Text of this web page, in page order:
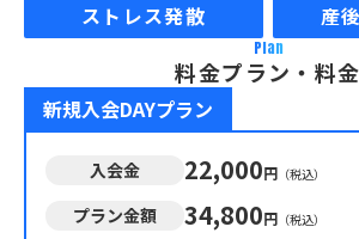
ストレス発散
産
Plan
料金プラン・料金
新規入会DAYプラン
入会金 22,000円 （税込）
プラン金額 34,800円 （税込）